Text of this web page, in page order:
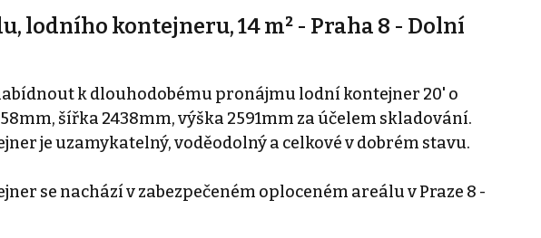
lodního kontejneru, 14 m² - Praha 8 - Dolní
k dlouhodobému pronájmu lodní kontejner 20' o
šířka 2438mm, výška 2591mm za účelem skladování.
je uzamykatelný, voděodolný a celkové v dobrém stavu.
se nachází v zabezpečeném oploceném areálu v Praze 8 -